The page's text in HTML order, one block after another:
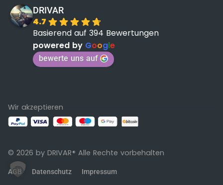
DRIVAR
4.7
Basierend auf 394 Bewertungen
powered by Google
bewerte uns auf
Wir akzeptieren
© 2026 by DRIVAR® Alle Rechte vorbehalten
AGB Datenschutz Impressum